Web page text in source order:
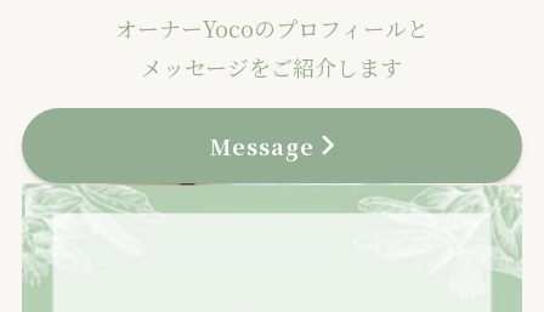
オーナーYocoのプロフィールと
メッセージをご紹介します
Message